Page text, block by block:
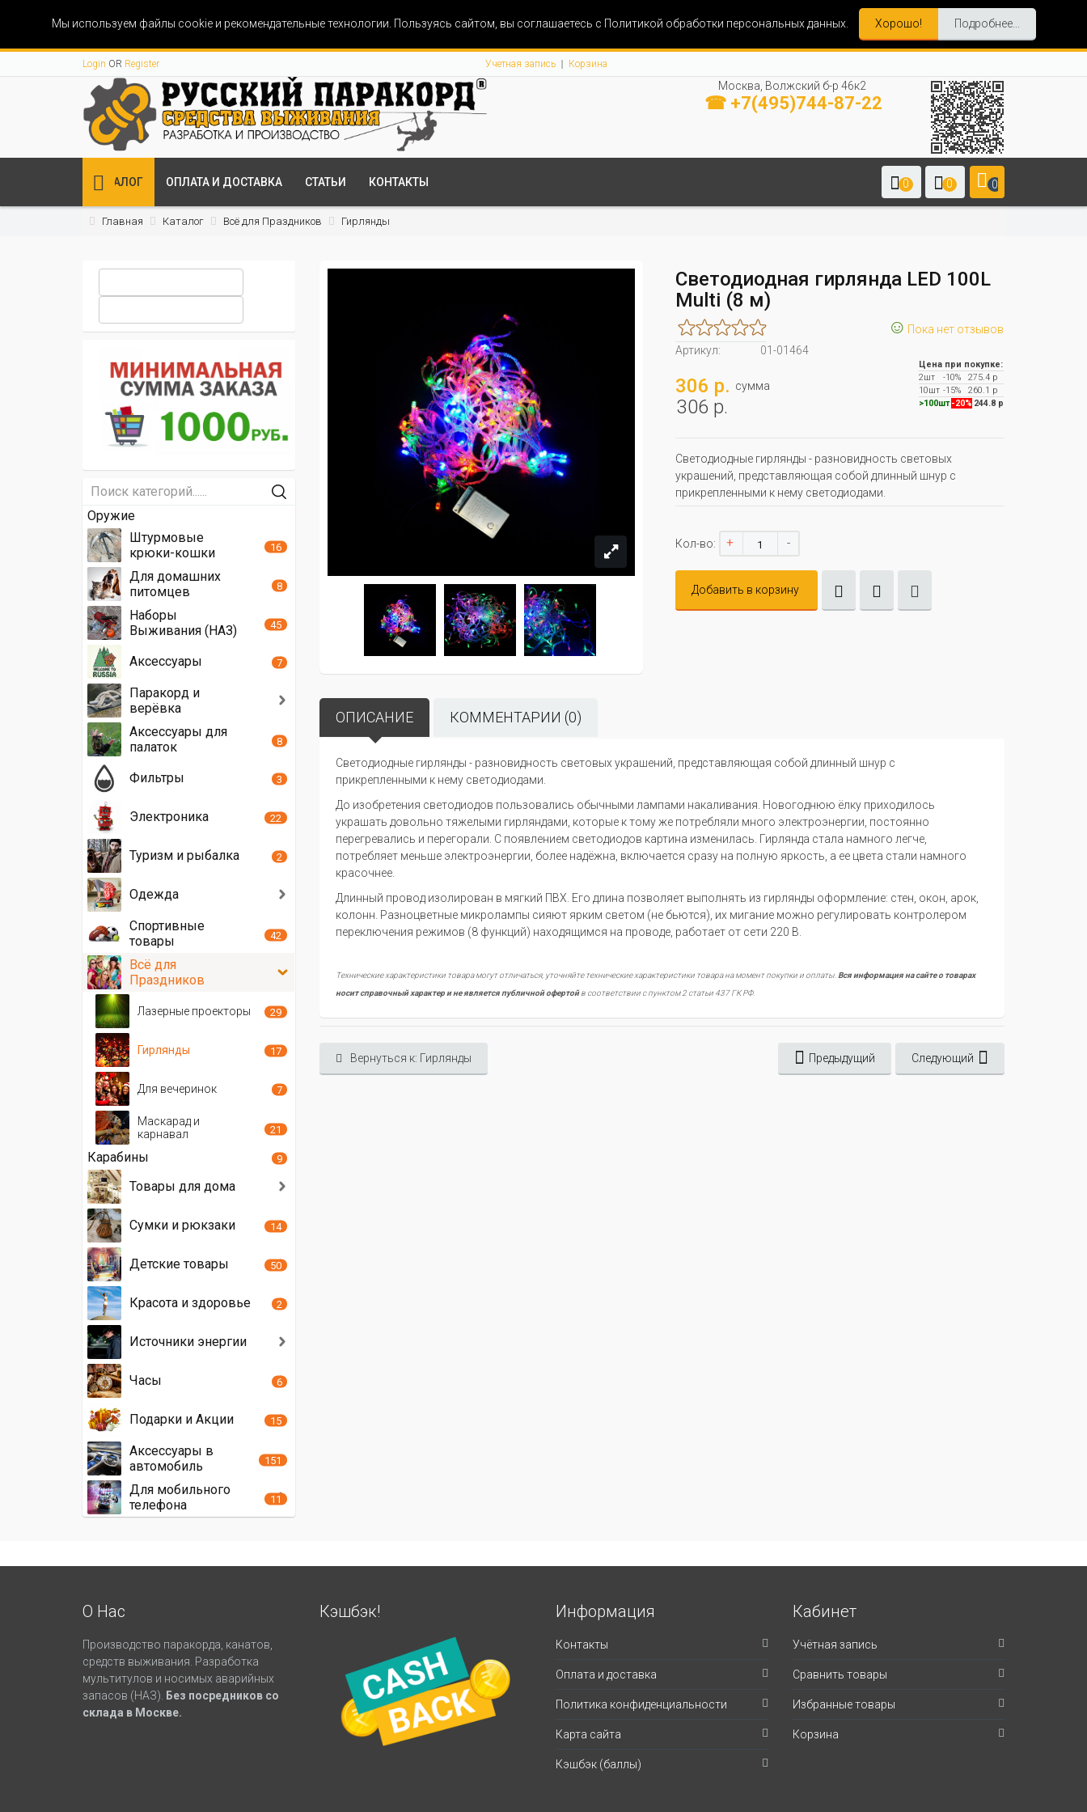
Мы используем файлы cookie и рекомендательные технологии. Пользуясь сайтом, вы соглашаетесь с Политикой обработки персональных данных. Хорошо! Подробнее...
Login OR Register Учетная запись Корзина
Москва, Волжский б-р 46к2
☎ +7(495)744-87-22
КАТАЛОГ ОПЛАТА И ДОСТАВКА СТАТЬИ КОНТАКТЫ 0 0 0
Главная Каталог Всё для Праздников Гирлянды
Светодиодная гирлянда LED 100L
Multi (8 м)
☺ Пока нет отзывов
Артикул:
01-01464
306 р. сумма
306 р.
Цена при покупке:
2шт
-10%
275.4 р
10шт -15%
260.1 р
>100шт -20% 244.8 р
Светодиодные гирлянды - разновидность световых
украшений, представляющая собой длинный шнур с
прикрепленными к нему светодиодами.
Кол-во: + -
Добавить в корзину
ОПИСАНИЕ КОММЕНТАРИИ (0)
Светодиодные гирлянды - разновидность световых украшений, представляющая собой длинный шнур с
прикрепленными к нему светодиодами.
До изобретения светодиодов пользовались обычными лампами накаливания. Новогоднюю ёлку приходилось
украшать довольно тяжелыми гирляндами, которые к тому же потребляли много электроэнергии, постоянно
перегревались и перегорали. С появлением светодиодов картина изменилась. Гирлянда стала намного легче,
потребляет меньше электроэнергии, более надёжна, включается сразу на полную яркость, а ее цвета стали намного
красочнее.
Длинный провод изолирован в мягкий ПВХ. Его длина позволяет выполнять из гирлянды оформление: стен, окон, арок,
колонн. Разноцветные микролампы сияют ярким светом (не бьются), их мигание можно регулировать контролером
переключения режимов (8 функций) находящимся на проводе, работает от сети 220 В.
Технические характеристики товара могут отличаться, уточняйте технические характеристики товара на момент покупки и оплаты. Вся информация на сайте о товарах
носит справочный характер и не является публичной офертойв соответствии с пунктом 2 статьи 437 ГК РФ.
Вернуться к: Гирлянды Предыдущий Следующий
Оружие
Штурмовые
крюки-кошки
16
Для домашних
питомцев
8
Наборы
Выживания (НАЗ)
45
Аксессуары 7
Паракорд и
верёвка
Аксессуары для
палаток
8
Фильтры 3
Электроника 22
Туризм и рыбалка 2
Одежда
Спортивные
товары
42
Всё для
Праздников
Лазерные проекторы 29
Гирлянды 17
Для вечеринок 7
Маскарад и
карнавал
21
Карабины 9
Товары для дома
Сумки и рюкзаки 14
Детские товары 50
Красота и здоровье 2
Источники энергии
Часы 6
Подарки и Акции 15
Аксессуары в
автомобиль
151
Для мобильного
телефона
11
О Нас
Производство паракорда, канатов,
средств выживания. Разработка
мультитулов и носимых аварийных
запасов (НАЗ).
Без посредников со
склада в Москве.
Кэшбэк! Информация
Контакты
Оплата и доставка
Политика конфиденциальности
Карта сайта
Кэшбэк (баллы)
Кабинет
Учётная запись
Сравнить товары
Избранные товары
Корзина